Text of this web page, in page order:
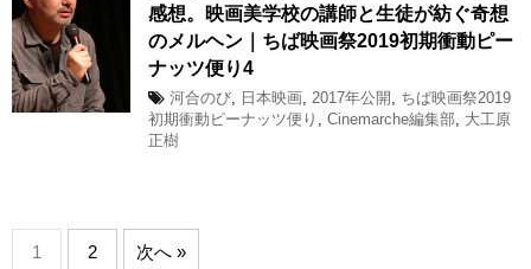
感想。映画美学校の講師と生徒が紡ぐ奇想
のメルヘン｜ちば映画祭2019初期衝動ピー
ナッツ便り4
河合のび, 日本映画, 2017年公開 , ちば映画祭2019
初期衝動ピーナッツ便り , Cinemarche編集部, 大工原
正樹
1 2 次へ »